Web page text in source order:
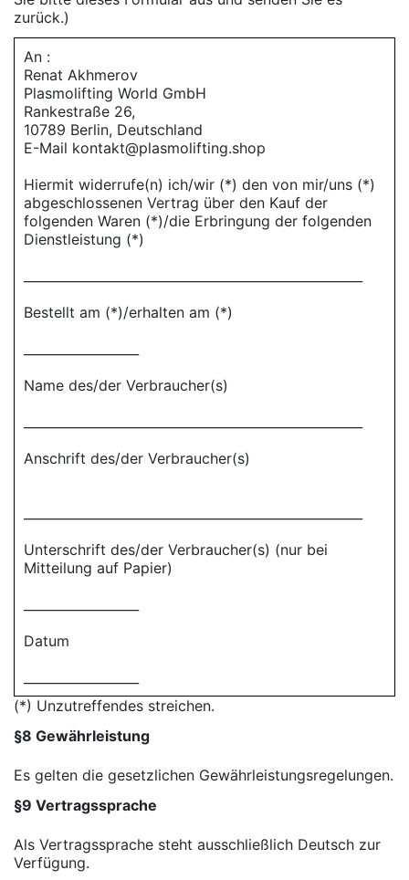
zurück.)
An :
Renat Akhmerov
Plasmolifting World GmbH
Rankestraße 26,
10789 Berlin, Deutschland
E-Mail kontakt@plasmolifting.shop
Hiermit widerrufe(n) ich/wir (*) den von mir/uns (*)
abgeschlossenen Vertrag über den Kauf der
folgenden Waren (*)/die Erbringung der folgenden
Dienstleistung (*)
Bestellt am (*)/erhalten am (*)
Name des/der Verbraucher(s)
Anschrift des/der Verbraucher(s)
Unterschrift des/der Verbraucher(s) (nur bei
Mitteilung auf Papier)
Datum
(*) Unzutreffendes streichen.
§8 Gewährleistung
Es gelten die gesetzlichen Gewährleistungsregelungen.
§9 Vertragssprache
Als Vertragssprache steht ausschließlich Deutsch zur
Verfügung.